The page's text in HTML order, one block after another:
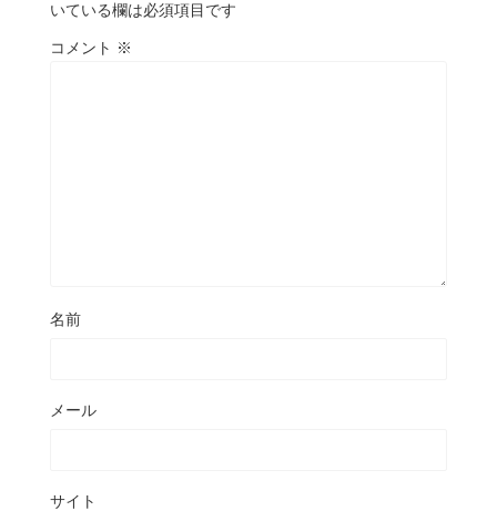
いている欄は必須項目です
コメント ※
名前
メール
サイト